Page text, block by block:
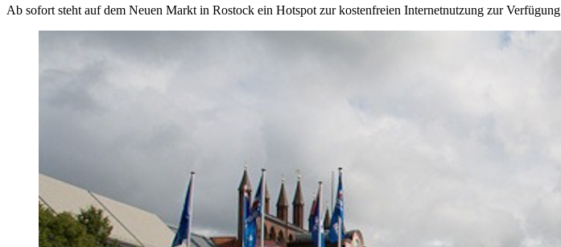
Ab sofort steht auf dem Neuen Markt in Rostock ein Hotspot zur kostenfreien Internetnutzung zur Verfügung